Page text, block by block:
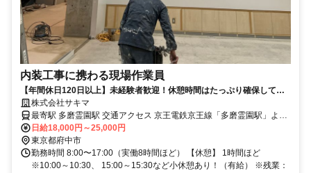
内装工事に携わる現場作業員
【年間休日120日以上】未経験者歓迎！休憩時間はたっぷり確保してい
ます！手厚い福利厚生も完備。
株式会社サキマ
最寄駅 多磨霊園駅 交通アクセス 京王電鉄京王線「多磨霊園駅」より
徒歩8分
日給18,000円～25,000円
東京都府中市
勤務時間 8:00〜17:00（実働8時間ほど） 【休憩】 1時間ほど
※10:00～10:30、 15:00～15:30など小休憩あり！（有給） ※残業：